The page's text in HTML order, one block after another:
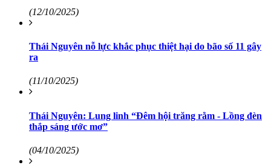
(12/10/2025)
Thái Nguyên nỗ lực khắc phục thiệt hại do bão số 11 gây
ra
(11/10/2025)
Thái Nguyên: Lung linh “Đêm hội trăng rằm - Lồng đèn
thắp sáng ước mơ”
(04/10/2025)